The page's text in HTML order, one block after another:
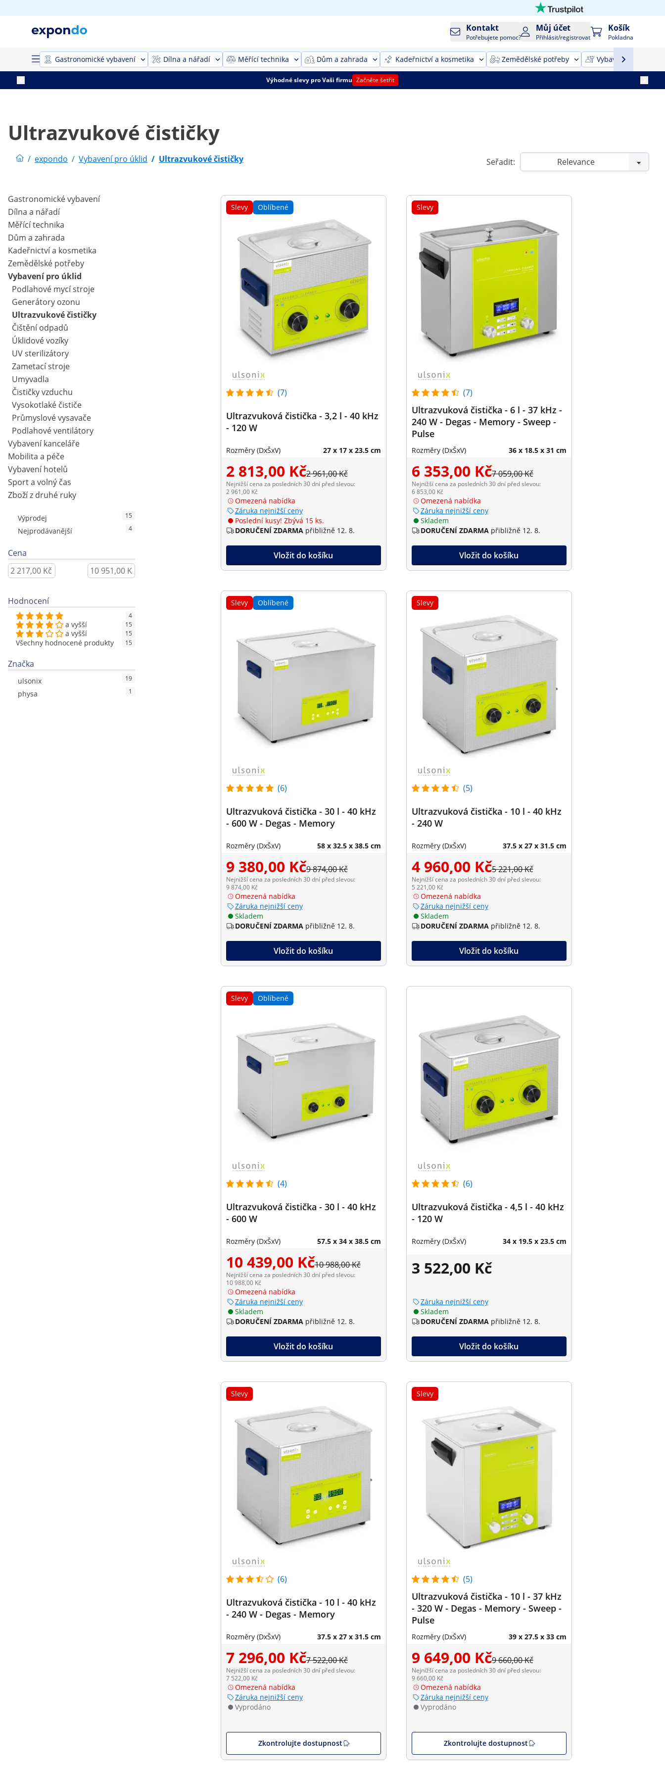
Kontakt
Potřebujete pomoc?
Můj účet
Přihlásit/registrovat
Košík
Pokladna
Gastronomické vybavení Dílna a nářadí Měřící technika Dům a zahrada Kadeřnictví a kosmetika Zemědělské potřeby Vybavení pro úklid
Výhodné slevy pro Vaši firmu Začněte šetřit
Ultrazvukové čističky
/ expondo / Vybavení pro úklid / Ultrazvukové čističky Seřadit:
Gastronomické vybavení
Dílna a nářadí
Měřící technika
Dům a zahrada
Kadeřnictví a kosmetika
Zemědělské potřeby
Vybavení pro úklid
Podlahové mycí stroje
Generátory ozonu
Ultrazvukové čističky
Čištění odpadů
Úklidové vozíky
UV sterilizátory
Zametací stroje
Umyvadla
Čističky vzduchu
Vysokotlaké čističe
Průmyslové vysavače
Podlahové ventilátory
Vybavení kanceláře
Mobilita a péče
Vybavení hotelů
Sport a volný čas
Zboží z druhé ruky
Výprodej 15
Nejprodávanější 4
Cena
Hodnocení
4
a vyšší 15
a vyšší 15
Všechny hodnocené produkty 15
Značka
ulsonix 19
physa 1
Slevy Oblíbené
(7)
Ultrazvuková čistička - 3,2 l - 40 kHz
- 120 W
Rozměry (DxŠxV) 27 x 17 x 23.5 cm
2 813,00 Kč2 961,00 Kč
Nejnižší cena za posledních 30 dní před slevou:
2 961,00 Kč
Omezená nabídka
Záruka nejnižší ceny
Poslední kusy! Zbývá 15 ks.
DORUČENÍ ZDARMA přibližně 12. 8.
Vložit do košíku
Slevy
(7)
Ultrazvuková čistička - 6 l - 37 kHz -
240 W - Degas - Memory - Sweep -
Pulse
Rozměry (DxŠxV) 36 x 18.5 x 31 cm
6 353,00 Kč7 059,00 Kč
Nejnižší cena za posledních 30 dní před slevou:
6 853,00 Kč
Omezená nabídka
Záruka nejnižší ceny
Skladem
DORUČENÍ ZDARMA přibližně 12. 8.
Vložit do košíku
Slevy Oblíbené
(6)
Ultrazvuková čistička - 30 l - 40 kHz
- 600 W - Degas - Memory
Rozměry (DxŠxV) 58 x 32.5 x 38.5 cm
9 380,00 Kč9 874,00 Kč
Nejnižší cena za posledních 30 dní před slevou:
9 874,00 Kč
Omezená nabídka
Záruka nejnižší ceny
Skladem
DORUČENÍ ZDARMA přibližně 12. 8.
Vložit do košíku
Slevy
(5)
Ultrazvuková čistička - 10 l - 40 kHz
- 240 W
Rozměry (DxŠxV) 37.5 x 27 x 31.5 cm
4 960,00 Kč5 221,00 Kč
Nejnižší cena za posledních 30 dní před slevou:
5 221,00 Kč
Omezená nabídka
Záruka nejnižší ceny
Skladem
DORUČENÍ ZDARMA přibližně 12. 8.
Vložit do košíku
Slevy Oblíbené
(4)
Ultrazvuková čistička - 30 l - 40 kHz
- 600 W
Rozměry (DxŠxV) 57.5 x 34 x 38.5 cm
10 439,00 Kč10 988,00 Kč
Nejnižší cena za posledních 30 dní před slevou:
10 988,00 Kč
Omezená nabídka
Záruka nejnižší ceny
Skladem
DORUČENÍ ZDARMA přibližně 12. 8.
Vložit do košíku
(6)
Ultrazvuková čistička - 4,5 l - 40 kHz
- 120 W
Rozměry (DxŠxV) 34 x 19.5 x 23.5 cm
3 522,00 Kč
Záruka nejnižší ceny
Skladem
DORUČENÍ ZDARMA přibližně 12. 8.
Vložit do košíku
Slevy
(6)
Ultrazvuková čistička - 10 l - 40 kHz
- 240 W - Degas - Memory
Rozměry (DxŠxV) 37.5 x 27 x 31.5 cm
7 296,00 Kč7 522,00 Kč
Nejnižší cena za posledních 30 dní před slevou:
7 522,00 Kč
Omezená nabídka
Záruka nejnižší ceny
Vyprodáno
Zkontrolujte dostupnost
Slevy
(5)
Ultrazvuková čistička - 10 l - 37 kHz
- 320 W - Degas - Memory - Sweep -
Pulse
Rozměry (DxŠxV) 39 x 27.5 x 33 cm
9 649,00 Kč9 660,00 Kč
Nejnižší cena za posledních 30 dní před slevou:
9 660,00 Kč
Omezená nabídka
Záruka nejnižší ceny
Vyprodáno
Zkontrolujte dostupnost